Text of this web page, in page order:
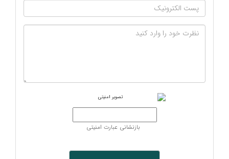
بازنشانی عبارت امنیتی